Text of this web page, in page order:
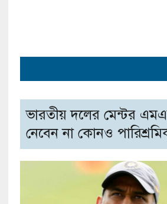
ভারতীয় দলের মেন্টর
নেবেন না কোনও